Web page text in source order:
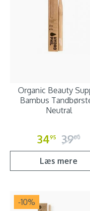
Organic Beauty
Bambus
Neutral
3495 3900
Læs mere
-10%